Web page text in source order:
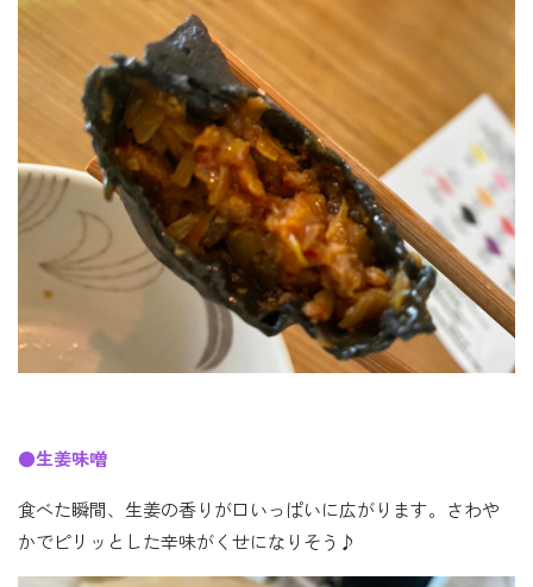
●生姜味噌
食べた瞬間、生姜の香りが口いっぱいに広がります。さわや
かでピリッとした辛味がくせになりそう♪